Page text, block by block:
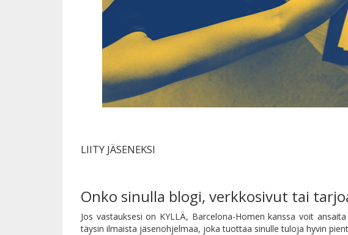
LIITY JÄSENEKSI
Onko sinulla blogi, verkkosivut tai
Jos vastauksesi on KYLLÄ, Barcelona-Homen kanssa voit
täysin ilmaista jäsenohjelmaa, joka tuottaa sinulle tuloja hyvin